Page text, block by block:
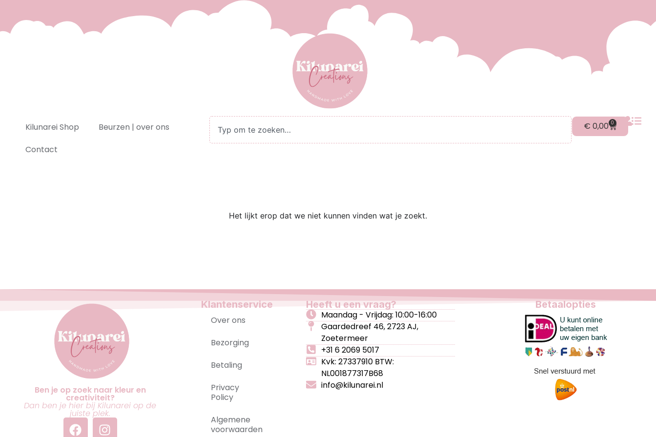
Kilunarei Shop
Beurzen | over ons
Contact
€ 0,00 0
Het lijkt erop dat we niet kunnen vinden wat je zoekt.
Ben je op zoek naar kleur en
creativiteit?
Dan ben je hier bij Kilunarei op de
juiste plek.
Klantenservice
Over ons
Bezorging
Betaling
Privacy
Policy
Algemene
voorwaarden
Heeft u een vraag?
Maandag - Vrijdag: 10:00-16:00
Gaardedreef 46, 2723 AJ,
Zoetermeer
+31 6 2069 5017
Kvk: 27337910 BTW:
NL001877317B68
info@kilunarei.nl
Betaalopties